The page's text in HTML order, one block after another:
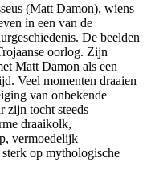
(Matt Damon), wiens
in een van de
De beelden
oorlog. Zijn
Matt Damon als een
Veel momenten draaien
van onbekende
zijn tocht steeds
draaikolk,
vermoedelijk
sterk op mythologische